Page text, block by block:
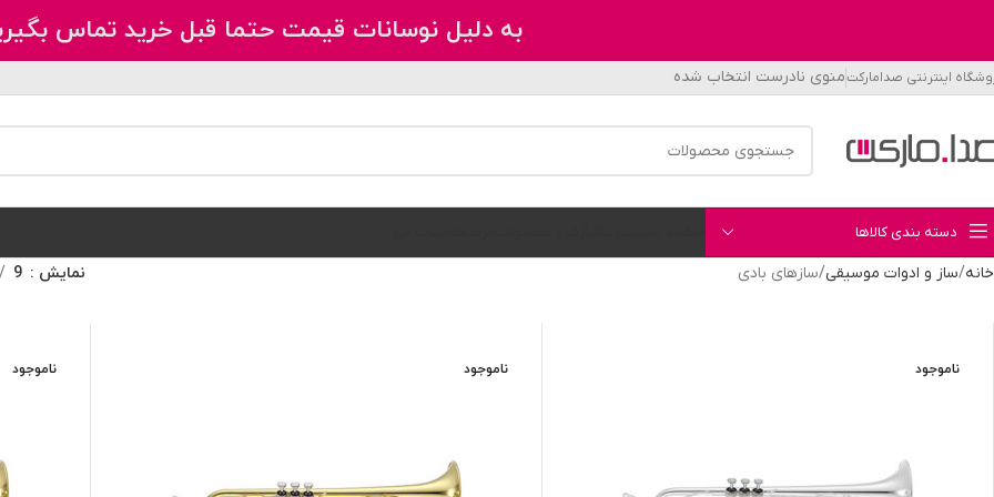
اینترنتی صدامارکتمنوی نادرست انتخاب شده
دسته بندی کالاها
خانه ساز و ادوات موسیقی سازهای بادی نمایش 9
ناموجود ناموجود ناموجود
به دلیل نوسانات قیمت حتما قبل خرید تماس